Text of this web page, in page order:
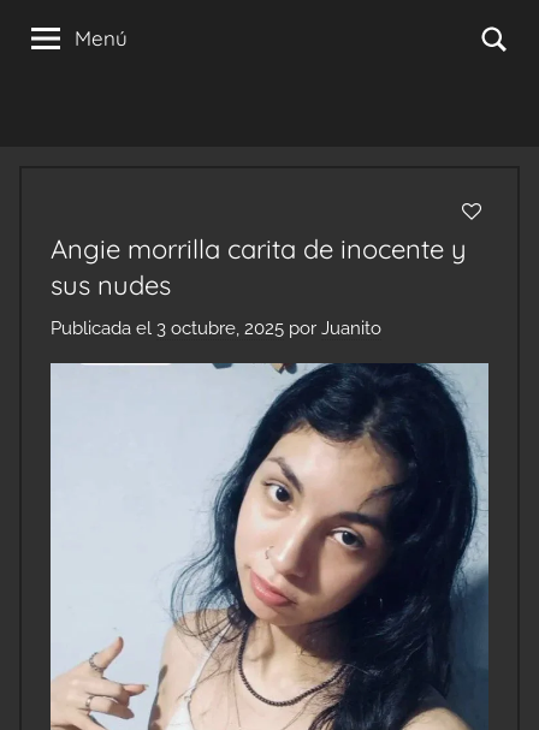
Menú
Angie morrilla carita de inocente y
sus nudes
Publicada el 3 octubre, 2025 por Juanito